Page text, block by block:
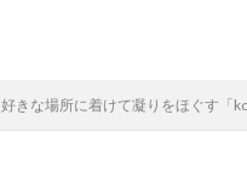
好きな場所に着けて凝りをほぐす「